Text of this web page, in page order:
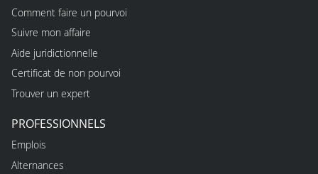
Comment faire un pourvoi
Suivre mon affaire
Aide juridictionnelle
Certificat de non pourvoi
Trouver un expert
PROFESSIONNELS
Emplois
Alternances